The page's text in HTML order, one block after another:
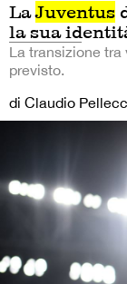
LaJuventus
la sua
La transizione
previsto.
di Claudio